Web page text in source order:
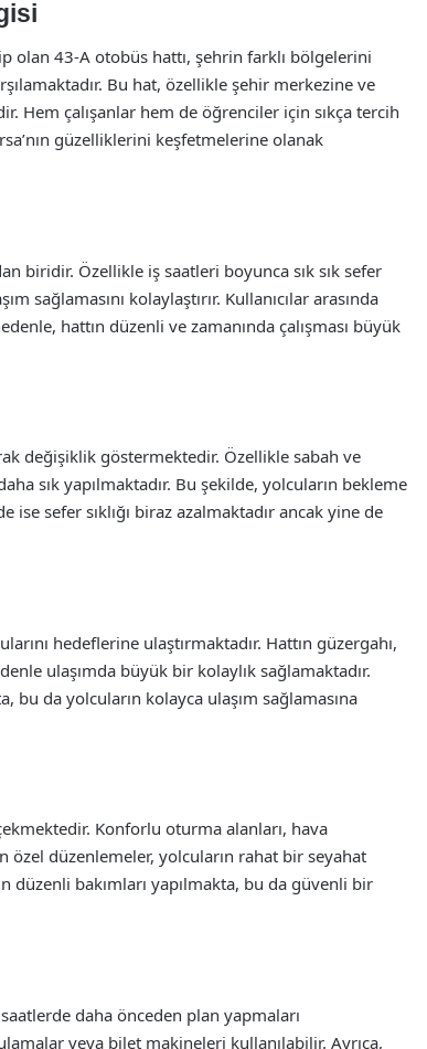
olan 43-A otobüs hattı, şehrin farklı bölgelerini
Bu hat, özellikle şehir merkezine ve
Hem çalışanlar hem de öğrenciler için sıkça tercih
güzelliklerini keşfetmelerine olanak
biridir. Özellikle iş saatleri boyunca sık sık sefer
sağlamasını kolaylaştırır. Kullanıcılar arasında
hattın düzenli ve zamanında çalışması büyük
değişiklik göstermektedir. Özellikle sabah ve
sık yapılmaktadır. Bu şekilde, yolcuların bekleme
sefer sıklığı biraz azalmaktadır ancak yine de
hedeflerine ulaştırmaktadır. Hattın güzergahı,
ulaşımda büyük bir kolaylık sağlamaktadır.
da yolcuların kolayca ulaşım sağlamasına
Konforlu oturma alanları, hava
özel düzenlemeler, yolcuların rahat bir seyahat
düzenli bakımları yapılmakta, bu da güvenli bir
daha önceden plan yapmaları
veya bilet makineleri kullanılabilir. Ayrıca,